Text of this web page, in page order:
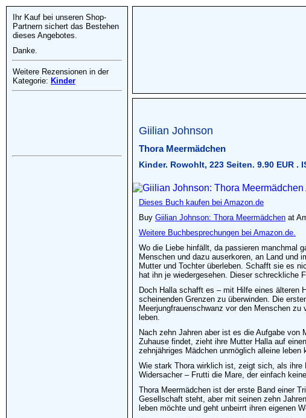
Giilian Johnson
Thora Meermädchen
Kinder. Rowohlt, 223 Seiten. 9.90 EUR .
Dieses Buch kaufen bei Amazon.de
Buy Giilian Johnson: Thora Meermädchen at
Weitere Buchbesprechungen bei Amazon.de.
Wo die Liebe hinfällt, da passieren manchmal
Menschen und dazu auserkoren, an Land und
Mutter und Tochter überleben. Schafft sie es
hat ihn je wiedergesehen. Dieser schreckliche
Doch Halla schafft es – mit Hilfe eines älteren
scheinenden Grenzen zu überwinden. Die
Meerjungfrauenschwanz vor den Menschen
leben.
Nach zehn Jahren aber ist es die Aufgabe von
Zuhause findet, zieht ihre Mutter Halla auf
zehnjähriges Mädchen unmöglich alleine leben
Wie stark Thora wirklich ist, zeigt sich, als ihre
Widersacher – Frutti die Mare, der einfach
Thora Meermädchen ist der erste Band einer
Gesellschaft steht, aber mit seinen zehn
leben möchte und geht unbeirrt ihren eigenen
Ihr Kauf bei unseren Shop-
Partnern sichert das Bestehen
dieses Angebotes.
Danke.
Weitere Rezensionen in der
Kategorie: Kinder